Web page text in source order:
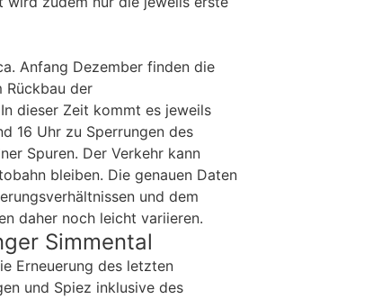
Anfang Dezember finden die
der
dieser Zeit kommt es jeweils
16 Uhr zu Sperrungen des
Spuren. Der Verkehr kann
bleiben. Die genauen Daten
und dem
daher noch leicht variieren.
Simmental
Erneuerung des letzten
und Spiez inklusive des